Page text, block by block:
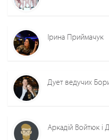
Ірина Приймачук
Дует ведучих
Аркадій Войтюк і